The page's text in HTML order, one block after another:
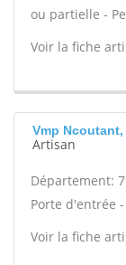
ou partielle -
Voir la fiche
Vmp
Artisan
Département:
Porte d'entrée -
Voir la fiche